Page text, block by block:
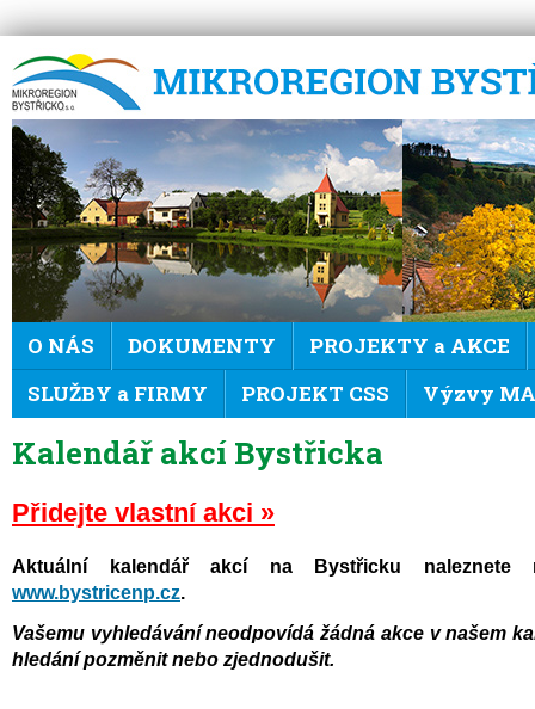
Mikroregion Bystřicko
O NÁS DOKUMENTY
PROJEKTY a AKCE
SLUŽBY a FIRMY
PROJEKT CSS Výzvy
Kalendář akcí Bystřicka
Přidejte vlastní akci »
Aktuální kalendář akcí na Bystřicku naleznete
www.bystricenp.cz.
Vašemu vyhledávání neodpovídá žádná akce v našem
hledání pozměnit nebo zjednodušit.